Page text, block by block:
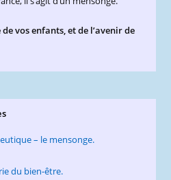
vos enfants, et de l’avenir de
– le mensonge.
du bien-être.